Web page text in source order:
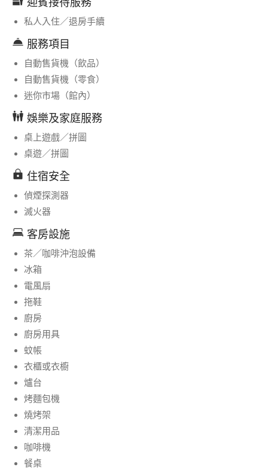
私人入住／退房手續
服務項目
自動售貨機（飲品）
自動售貨機（零食）
迷你市場（館內）
娛樂及家庭服務
桌上遊戲／拼圖
桌遊／拼圖
住宿安全
偵煙探測器
滅火器
客房設施
茶／咖啡沖泡設備
冰箱
電風扇
拖鞋
廚房
廚房用具
蚊帳
衣櫃或衣櫥
爐台
烤麵包機
燒烤架
清潔用品
咖啡機
餐桌